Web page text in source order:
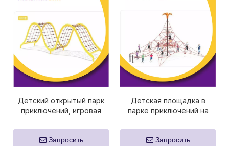
Детский открытый парк
приключений, игровая
скалолазание, игровое
оборудование
Запросить
Детская площадка в
парке приключений на
игровая площадка для
скалолазания по веревке
Запросить